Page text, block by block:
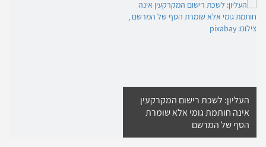
העליון: לשכת רישום המקרקעין
אינה חותמת גומי אלא שומרת
הסף של המרשם